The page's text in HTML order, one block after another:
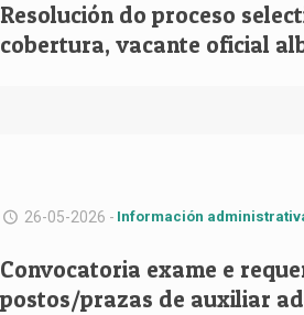
Resolución do proceso
cobertura, vacante oficial
26-05-2026 - Información
Convocatoria exame e
postos/prazas de auxiliar